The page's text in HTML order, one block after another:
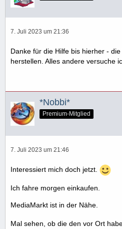
7. Juli 2023 um 21:36
Danke für die Hilfe bis hierher -
herstellen. Alles andere versuche
*Nobbi*
Premium-Mitglied
7. Juli 2023 um 21:46
Interessiert mich doch jetzt.
Ich fahre morgen einkaufen.
MediaMarkt ist in der Nähe.
Mal sehen, ob die den vor Ort